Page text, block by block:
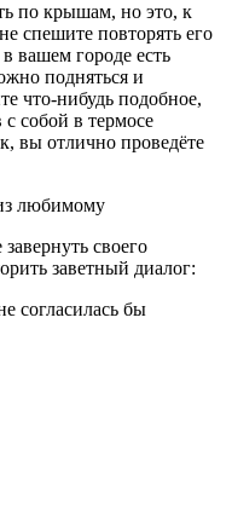
по крышам, но это, к
спешите повторять его
вашем городе есть
подняться и
что-нибудь подобное,
собой в термосе
вы отлично проведёте
своего
заветный диалог:
согласилась бы